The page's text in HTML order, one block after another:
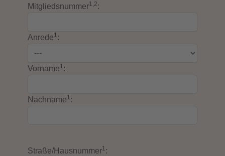
Mitgliedsnummer1,2:
Anrede1:
Vorname1:
Nachname1:
Straße/Hausnummer1: